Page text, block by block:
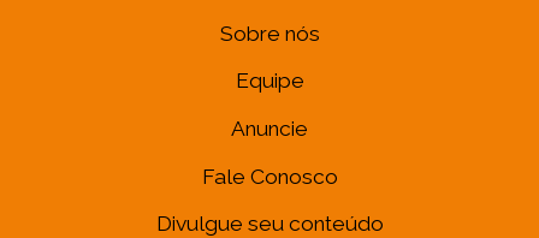
Sobre nós
Equipe
Anuncie
Fale Conosco
Divulgue seu conteúdo